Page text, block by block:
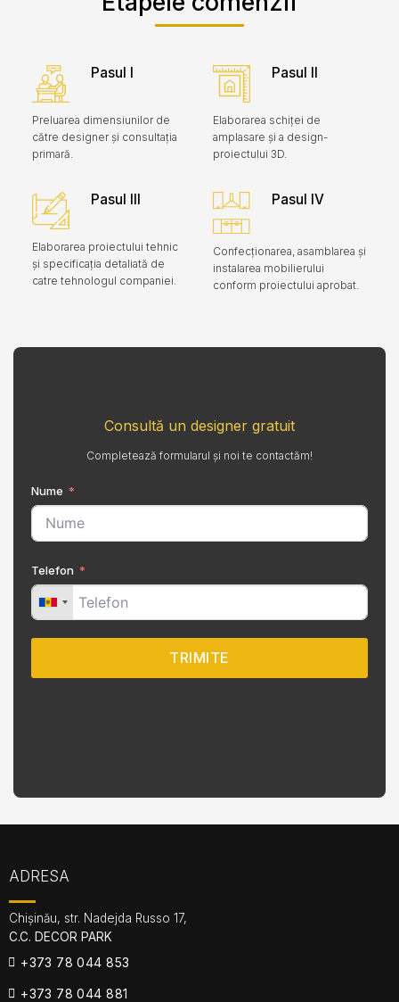
Pasul I
Preluarea dimensiunilor de
către designer și consultația
primară.
Pasul II
Elaborarea schiței de
amplasare și a design-
proiectului 3D.
Pasul III
Elaborarea proiectului tehnic
și specificația detaliată de
catre tehnologul companiei.
Pasul IV
Confecționarea, asamblarea și
instalarea mobilierului
conform proiectului aprobat.
Consultă un designer gratuit
Completează formularul și noi te contactăm!
Nume
Telefon
TRIMITE
ADRESA
Chișinău, str. Nadejda Russo 17,
C.C. DECOR PARK
+373 78 044 853
+373 78 044 881